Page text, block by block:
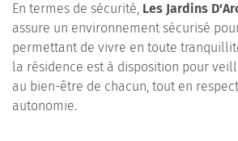
En termes de sécurité, Les Jardins
assure un environnement sécurisé
permettant de vivre en toute
la résidence est à disposition pour
au bien-être de chacun, tout en
autonomie.